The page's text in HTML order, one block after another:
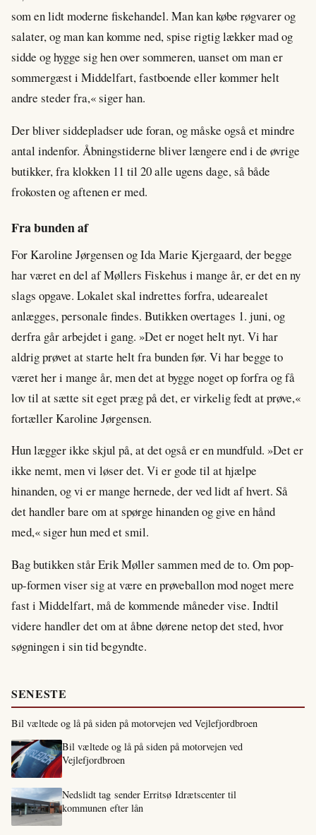
som en lidt moderne fiskehandel. Man kan købe røgvarer og
salater, og man kan komme ned, spise rigtig lækker mad og
sidde og hygge sig hen over sommeren, uanset om man er
sommergæst i Middelfart, fastboende eller kommer helt
andre steder fra,« siger han.
Der bliver siddepladser ude foran, og måske også et mindre
antal indenfor. Åbningstiderne bliver længere end i de øvrige
butikker, fra klokken 11 til 20 alle ugens dage, så både
frokosten og aftenen er med.
Fra bunden af
For Karoline Jørgensen og Ida Marie Kjergaard, der begge
har været en del af Møllers Fiskehus i mange år, er det en ny
slags opgave. Lokalet skal indrettes forfra, udearealet
anlægges, personale findes. Butikken overtages 1. juni, og
derfra går arbejdet i gang. »Det er noget helt nyt. Vi har
aldrig prøvet at starte helt fra bunden før. Vi har begge to
været her i mange år, men det at bygge noget op forfra og få
lov til at sætte sit eget præg på det, er virkelig fedt at prøve,«
fortæller Karoline Jørgensen.
Hun lægger ikke skjul på, at det også er en mundfuld. »Det er
ikke nemt, men vi løser det. Vi er gode til at hjælpe
hinanden, og vi er mange hernede, der ved lidt af hvert. Så
det handler bare om at spørge hinanden og give en hånd
med,« siger hun med et smil.
Bag butikken står Erik Møller sammen med de to. Om pop-
up-formen viser sig at være en prøveballon mod noget mere
fast i Middelfart, må de kommende måneder vise. Indtil
videre handler det om at åbne dørene netop det sted, hvor
søgningen i sin tid begyndte.
SENESTE
Bil væltede og lå på siden på motorvejen ved Vejlefjordbroen
Bil væltede og lå på siden på motorvejen ved
Vejlefjordbroen
Nedslidt tag sender Erritsø Idrætscenter til
kommunen efter lån